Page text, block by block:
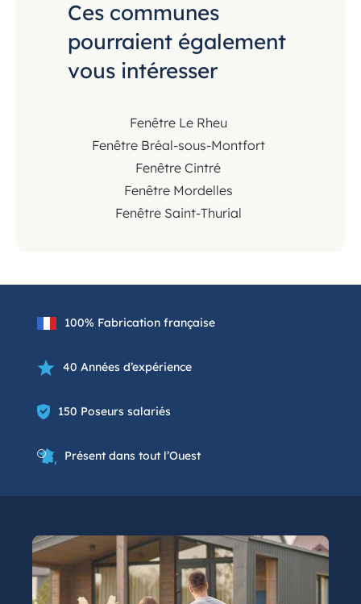
Ces communes
pourraient également
vous intéresser
Fenêtre Le Rheu
Fenêtre Bréal-sous-Montfort
Fenêtre Cintré
Fenêtre Mordelles
Fenêtre Saint-Thurial
100% Fabrication française
40 Années d’expérience
150 Poseurs salariés
Présent dans tout l’Ouest